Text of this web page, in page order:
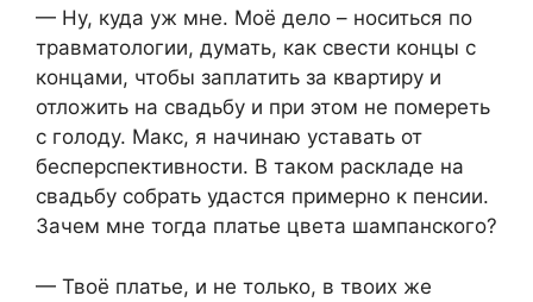
— Ну, куда уж мне. Моё дело – носиться по
травматологии, думать, как свести концы с
концами, чтобы заплатить за квартиру и
отложить на свадьбу и при этом не помереть
с голоду. Макс, я начинаю уставать от
бесперспективности. В таком раскладе на
свадьбу собрать удастся примерно к пенсии.
Зачем мне тогда платье цвета шампанского?
— Твоё платье, и не только, в твоих же